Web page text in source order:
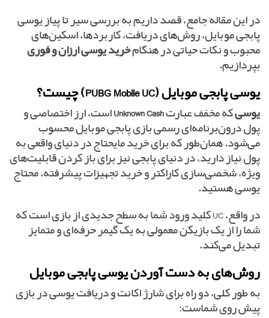
در این مقاله جامع، قصد داریم به بررسی سیر تا پیاز یوسی
پابجی موبایل، روش‌های دریافت، کاربردها، اسکین‌های
محبوب و نکات حیاتی در هنگامخرید یوسی ارزان و فوری
بپردازیم.
یوسی پابجی موبایل (PUBG Mobile UC) چیست؟
یوسیکه مخفف عبارتUnknown Cashاست، ارز اختصاصی و
پول درون‌برنامه‌ای رسمی بازی پابجی موبایل محسوب
می‌شود. همان‌طور که برای خرید مایحتاج در دنیای واقعی به
پول نیاز دارید، در دنیای پابجی نیز برای باز کردن قابلیت‌های
ویژه، شخصی‌سازی کاراکتر و خرید تجهیزات پیشرفته، محتاج
یوسی هستید.
در واقع، UC کلید ورود شما به سطح جدیدی از بازی است که
شما را از یک بازیکن معمولی به یک گیمر حرفه‌ای و متمایز
تبدیل می‌کند.
روش‌های به دست آوردن یوسی پابجی موبایل
به طور کلی، دو راه برای شارژ اکانت و دریافت یوسی در بازی
پیش روی شماست: